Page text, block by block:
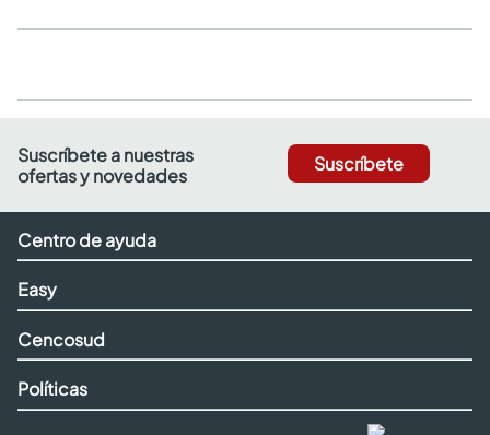
Suscríbete a nuestras
ofertas y novedades
Suscríbete
Centro de ayuda
Easy
Cencosud
Políticas